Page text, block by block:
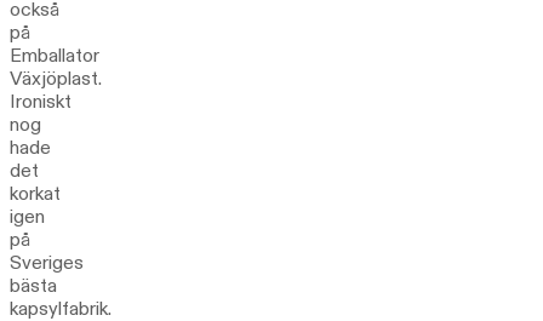
också
på
Emballator
Växjöplast.
Ironiskt
nog
hade
det
korkat
igen
på
Sveriges
bästa
kapsylfabrik.